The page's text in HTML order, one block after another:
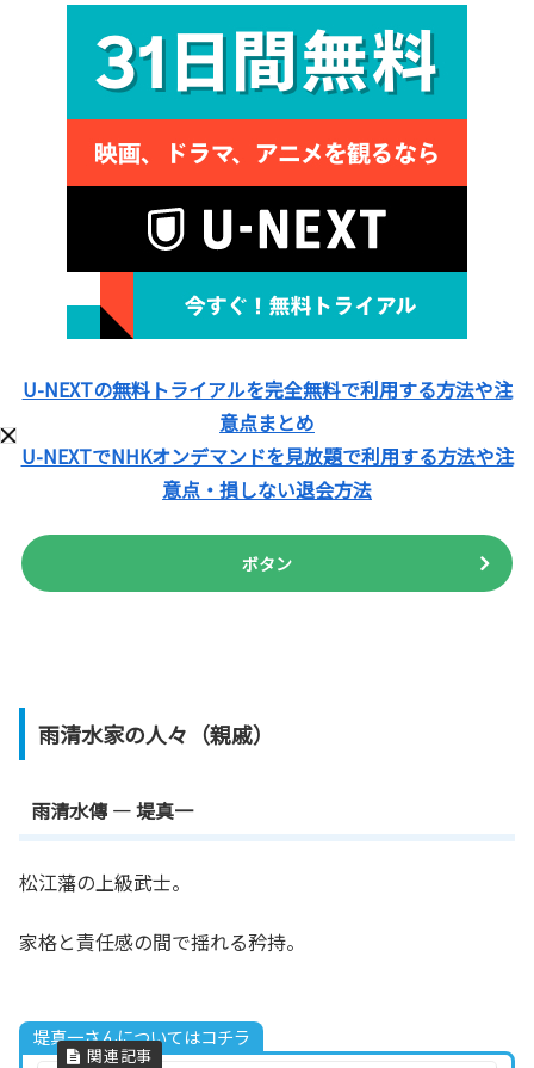
U-NEXTの無料トライアルを完全無料で利用する方法や注
意点まとめ
U-NEXTでNHKオンデマンドを見放題で利用する方法や注
意点・損しない退会方法
ボタン
雨清水家の人々（親戚）
雨清水傳 — 堤真一
松江藩の上級武士。
家格と責任感の間で揺れる矜持。
堤真一さんについてはコチラ